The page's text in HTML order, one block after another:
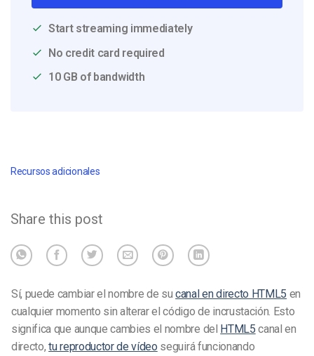
Start streaming immediately
No credit card required
10 GB of bandwidth
Recursos adicionales
Share this post
Sí, puede cambiar el nombre de sucanal en directo HTML5 en
cualquier momento sin alterar el código de incrustación. Esto
significa que aunque cambies el nombre del HTML5 canal en
directo,tu reproductor de vídeo seguirá funcionando